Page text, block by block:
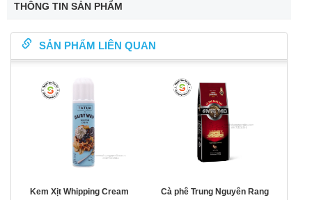
THÔNG TIN SẢN PHẨM
SẢN PHẨM LIÊN QUAN
Kem Xịt Whipping Cream
Cà phê Trung Nguyên Rang